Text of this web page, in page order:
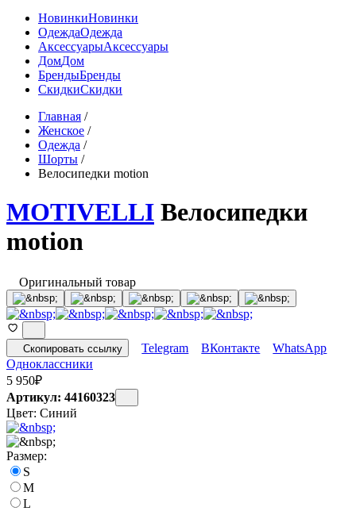
НовинкиНовинки
ОдеждаОдежда
АксессуарыАксессуары
ДомДом
БрендыБренды
СкидкиСкидки
Главная /
Женское /
Одежда /
Шорты /
Велосипедки motion
MOTIVELLI Велосипедки
motion
Оригинальный товар
Скопировать ссылку Telegram ВКонтакте
WhatsApp
Одноклассники
5 950₽
Артикул: 44160323
Цвет: Синий
Размер:
S
M
L